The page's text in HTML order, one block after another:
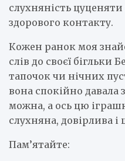
слухняність цуценяти
здорового контакту.
Кожен ранок моя
слів до своєї бігльки
тапочок чи нічних
вона спокійно давала
можна, а ось цю
слухняна, довірлива і
Пам’ятайте: